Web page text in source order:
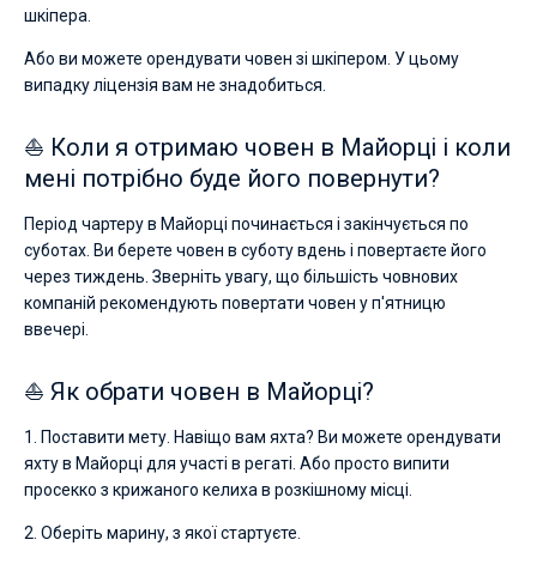
шкіпера.
Або ви можете орендувати човен зі шкіпером. У цьому
випадку ліцензія вам не знадобиться.
⛵ Коли я отримаю човен в Майорці і коли
мені потрібно буде його повернути?
Період чартеру в Майорці починається і закінчується по
суботах. Ви берете човен в суботу вдень і повертаєте його
через тиждень. Зверніть увагу, що більшість човнових
компаній рекомендують повертати човен у п'ятницю
ввечері.
⛵ Як обрати човен в Майорці?
1. Поставити мету. Навіщо вам яхта? Ви можете орендувати
яхту в Майорці для участі в регаті. Або просто випити
просекко з крижаного келиха в розкішному місці.
2. Оберіть марину, з якої стартуєте.